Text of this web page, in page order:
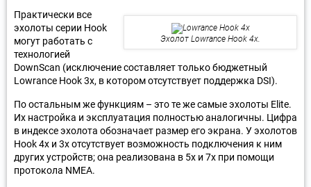
Эхолот Lowrance Hook 4x.
Практически все
эхолоты серии Hook
могут работать с
технологией
DownScan (исключение составляет только бюджетный
Lowrance Hook 3x, в котором отсутствует поддержка DSI).
По остальным же функциям – это те же самые эхолоты Elite.
Их настройка и эксплуатация полностью аналогичны. Цифра
в индексе эхолота обозначает размер его экрана. У эхолотов
Hook 4х и 3х отсутствует возможность подключения к ним
других устройств; она реализована в 5х и 7х при помощи
протокола NMEA.